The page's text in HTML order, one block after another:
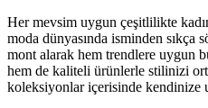
Her mevsim uygun çeşitlilikte
moda dünyasında isminden sıkça
mont alarak hem trendlere uygun
hem de kaliteli ürünlerle stilinizi
koleksiyonlar içerisinde kendinize